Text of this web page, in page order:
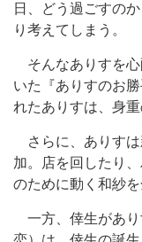
日、どう過ごすの
り考えてしまう。
そんなありすを心
いた『ありすのお
れたありすは、身
さらに、ありすは
加。店を回したり
のために動く和紗
一方、倖生があり